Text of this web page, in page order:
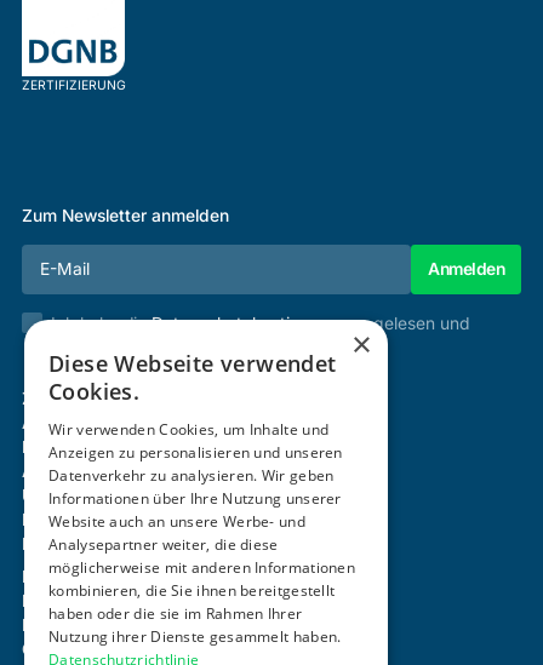
ZERTIFIZIERUNG
Zum Newsletter anmelden
Ich habe dieDatenschutzbestimmungengelesen und
Zertifizierung & Verifikation
Akademie
Mitgliedschaft
Aktivitäten
Über uns
Login
Kontakt
Impressum
Datenschutz
Barrierefreiheitserklärung
Cookie-Einstellungen anpassen
×
Diese Webseite verwendet
Cookies.
Wir verwenden Cookies, um Inhalte und
Anzeigen zu personalisieren und unseren
Datenverkehr zu analysieren. Wir geben
Informationen über Ihre Nutzung unserer
Website auch an unsere Werbe- und
Analysepartner weiter, die diese
möglicherweise mit anderen Informationen
kombinieren, die Sie ihnen bereitgestellt
haben oder die sie im Rahmen Ihrer
Nutzung ihrer Dienste gesammelt haben.
Datenschutzrichtlinie